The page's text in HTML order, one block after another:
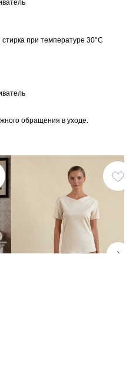
при температуре 30°С
обращения в уходе.